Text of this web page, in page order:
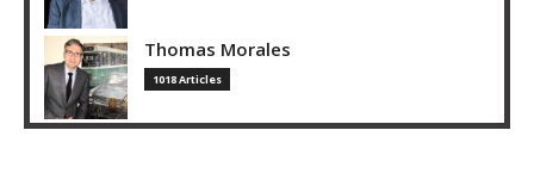
Thomas Morales
1018 Articles